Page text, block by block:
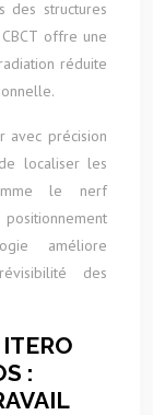
des structures
offre une
réduite
avec précision
localiser les
le nerf
améliore
des
: